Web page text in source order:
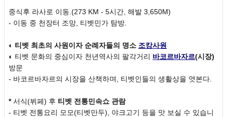
중식후 라사로 이동.(273 KM - 5시간, 해발 3,650M)
- 이동 중 천장터 조망, 티벳민가 탐방.
◐ 티벳 최초의 사원이자 순례자들의 명소 조캉사원
◐ 티벳 문화의 중심이자 천년역사의 팔각거리 바코르바자르(시장)
방문
- 바코르바자르의 시장을 산책하며, 티벳인들의 생활상을 엿본다.
*서식(뷔페) 후 티벳 전통민속쇼 관람
- 티벳 전통요리 모모(티벳만두), 야크고기 등을 맛 보실 수 있습니